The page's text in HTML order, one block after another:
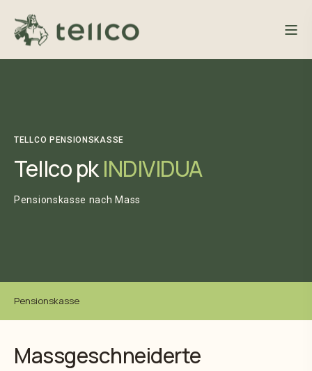
TELLCO PENSIONSKASSE
Tellco pkINDIVIDUA
Pensionskasse nach Mass
Pensionskasse
Massgeschneiderte